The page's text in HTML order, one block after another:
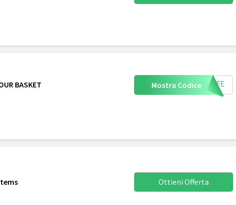
BASKET Mostra Codice YSAFE
Ottieni Offerta